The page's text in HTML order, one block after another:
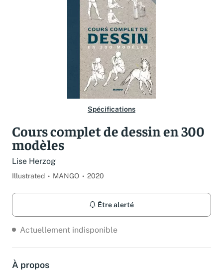
Vous n'avez pas trouvé l'article que vous cherchiez ?
Activez les notifications dans votre compte pour être alerté dès
qu'il est en stock.
Créer une alerte
Spécifications
Cours complet de dessin en 300
modèles
Lise Herzog
Illustrated MANGO 2020
Être alerté
Actuellement indisponible
À propos